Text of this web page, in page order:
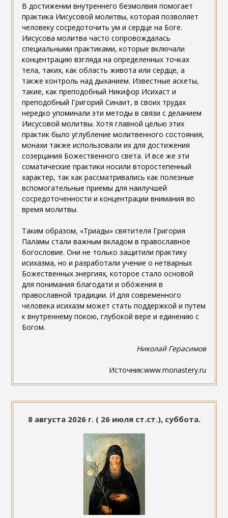
В достижении внутреннего безмолвия помогает
практика Иисусовой молитвы, которая позволяет
человеку сосредоточить ум и сердце на Боге.
Иисусова молитва часто сопровождалась
специальными практиками, которые включали
концентрацию взгляда на определенных точках
тела, таких, как область живота или сердце, а
также контроль над дыханием. Известные аскеты,
такие, как преподобный Никифор Исихаст и
преподобный Григорий Синаит, в своих трудах
нередко упоминали эти методы в связи с деланием
Иисусовой молитвы. Хотя главной целью этих
практик было углубление молитвенного состояния,
монахи также использовали их для достижения
созерцания Божественного света. И все же эти
соматические практики носили второстепенный
характер, так как рассматривались как полезные
вспомогательные приемы для наилучшей
сосредоточенности и концентрации внимания во
время молитвы.
Таким образом, «Триады» святителя Григория
Паламы стали важным вкладом в православное
богословие. Они не только защитили практику
исихазма, но и разработали учение о нетварных
Божественных энергиях, которое стало основой
для понимания благодати и обóжения в
православной традиции. И для современного
человека исихазм может стать поддержкой и путем
к внутреннему покою, глубокой вере и единению с
Богом.
Николай Герасимов
Источник:www.monastery.ru
8 августа 2026 г. ( 26 июля ст.ст.), суббота.